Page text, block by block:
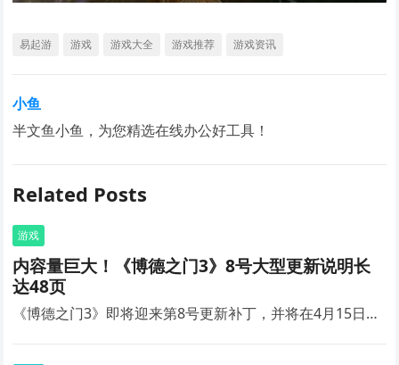
易起游 游戏 游戏大全 游戏推荐 游戏资讯
小鱼
半文鱼小鱼，为您精选在线办公好工具！
Related Posts
游戏
内容量巨大！《博德之门3》8号大型更新说明长
达48页
《博德之门3》即将迎来第8号更新补丁，并将在4月15日…